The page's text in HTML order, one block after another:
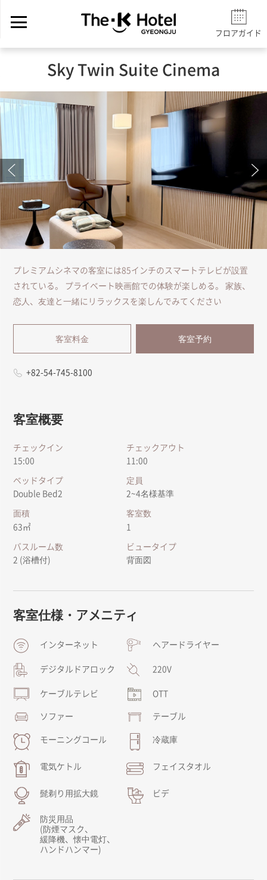
フロアガイド
Sky Twin Suite Cinema
プレミアムシネマの客室には85インチのスマートテレビが設置
されている。 プライベート映画館での体験が楽しめる。 家族、
恋人、友達と一緒にリラックスを楽しんでみてください
客室料金 客室予約
+82-54-745-8100
客室概要
チェックイン
15:00
チェックアウト
11:00
ベッドタイプ
Double Bed2
定員
2~4名様基準
面積
63㎡
客室数
1
バスルーム数
2 (浴槽付)
ビュータイプ
背面図
客室仕様・アメニティ
インターネット ヘアードライヤー
デジタルドアロック 220V
ケーブルテレビ
OTT
ソファー
テーブル
モーニングコール
冷蔵庫
電気ケトル フェイスタオル
髭剃り用拡大鏡 ビデ
防災用品
(防煙マスク、
緩降機、懐中電灯、
ハンドハンマー)